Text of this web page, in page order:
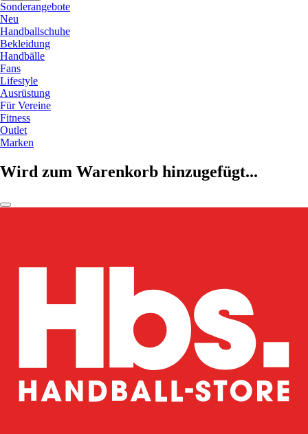
Sonderangebote
Neu
Handballschuhe
Bekleidung
Handbälle
Fans
Lifestyle
Ausrüstung
Für Vereine
Fitness
Outlet
Marken
Wird zum Warenkorb hinzugefügt...